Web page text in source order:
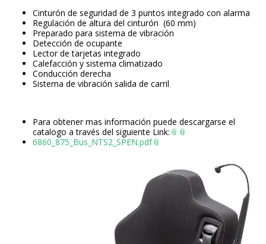
Cinturón de seguridad de 3 puntos integrado con alarma
Regulación de altura del cinturón (60 mm)
Preparado para sistema de vibración
Detección de ocupante
Lector de tarjetas integrado
Calefacción y sistema climatizado
Conducción derecha
Sistema de vibración salida de carril
Para obtener mas información puede descargarse el
catalogo a través del siguiente Link:
6860_875_Bus_NTS2_SPEN.pdf